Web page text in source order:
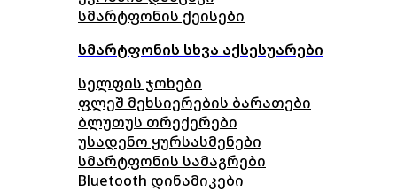
სმარტფონის ქეისები
სმარტფონის სხვა აქსესუარები
სელფის ჯოხები
ფლეშ მეხსიერების ბარათები
ბლუთუს თრექერები
უსადენო ყურსასმენები
სმარტფონის სამაგრები
Bluetooth დინამიკები